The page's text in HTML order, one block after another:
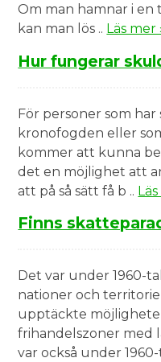
Om man hamnar i
kan man lös .. Läs mer
Hur fungerar
För personer som
kronofogden eller
kommer att kunna
det en möjlighet att
att på så sätt få b ..
Finns
Det var under 1960-
nationer och
upptäckte
frihandelszoner med
var också under 1960-